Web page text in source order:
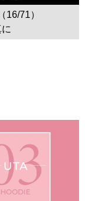
16/71）